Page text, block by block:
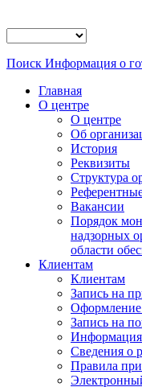
Поиск Информация о
Главная
О центре
О центре
Об
История
Реквизиты
Структура
Вакансии
Порядок
надзорных
области
Клиентам
Клиентам
Запись на
Оформление
Запись на
Информация
Сведения о
Правила